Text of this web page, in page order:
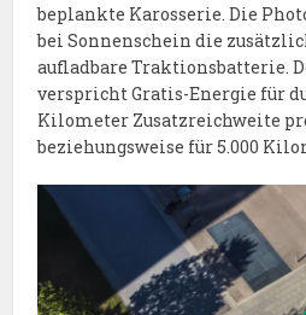
beplankte Karosserie. Die
bei Sonnenschein die
aufladbare Traktionsbatterie.
verspricht Gratis-Energie für
Kilometer Zusatzreichweite
beziehungsweise für 5.000